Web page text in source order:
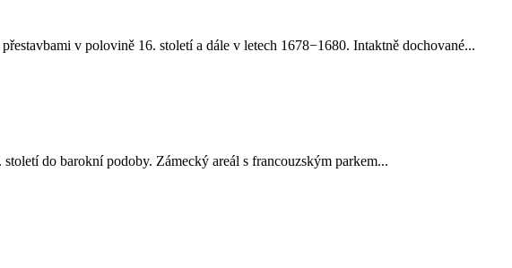
v polovině 16. století a dále v letech 1678−1680. Intaktně dochované...
do barokní podoby. Zámecký areál s francouzským parkem...